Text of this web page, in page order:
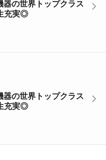
器の世界トップクラス
充実◎
器の世界トップクラス
充実◎